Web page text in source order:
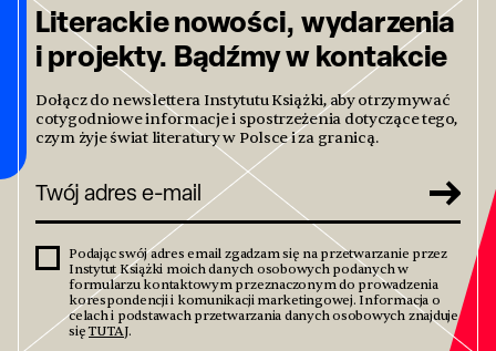
Literackie nowości, wydarzenia
i projekty. Bądźmy w kontakcie
Dołącz do newslettera Instytutu Książki, aby otrzymywać
cotygodniowe informacje i spostrzeżenia dotyczące tego,
czym żyje świat literatury w Polsce i za granicą.
Podając swój adres email zgadzam się na przetwarzanie przez
Instytut Książki moich danych osobowych podanych w
formularzu kontaktowym przeznaczonym do prowadzenia
korespondencji i komunikacji marketingowej. Informacja o
celach i podstawach przetwarzania danych osobowych znajduje
sięTUTAJ.